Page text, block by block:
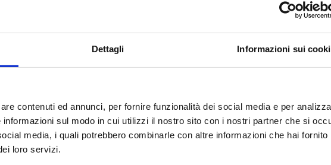
Dettagli Informazioni sui
contenuti ed annunci, per fornire funzionalità dei social media e per
sul modo in cui utilizzi il nostro sito con i nostri partner che si
media, i quali potrebbero combinarle con altre informazioni che hai fornito
loro servizi.
Intermediari finanziari e assicurazioni della Scuola di Direzione Aziendale.
(dal 1980 al 1991) nell’Area Intermediari finanziari e assicurazioni. o
presso la Divisione Ricerche della SDA, presso il NEWFIN, Centro di ricerche
commercio.
coordinatore dell’Osservatorio sulle istituzioni finanziarie non bancarie (OSSFIN)
Membro dell’Advisory Board internazionale di Economic Notes - Review of
Board R.A. Brealey, M. De Cecco, C.A.E. Goodhart, R. Portes, T. J. Sargent, S.
of University Teachers of Banking and Finance, con sede a Bangor,
1994 al 1996) Segretario Generale della Federation of European Factoring
Europea ed il Comitato di Basilea, costituito presso la Banca dei
et trésor” (in lingua francese) e “Commercial banking” (in lingua inglese)
in Banking and Finance, presso Finafrica, Centro per l’assistenza finanziaria ai Paesi